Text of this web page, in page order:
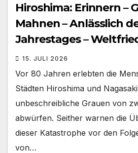
Hiroshima: Erinnern –
Mahnen – Anlässlich
Jahrestages –
15. JULI 2026
Vor 80 Jahren erlebten die
Städten Hiroshima und
unbeschreibliche Grauen von
abwürfen. Seither warnen die
dieser Katastrophe vor den
von…